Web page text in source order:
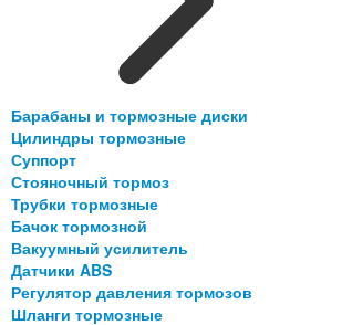
Барабаны и тормозные диски
Цилиндры тормозные
Суппорт
Стояночный тормоз
Трубки тормозные
Бачок тормозной
Вакуумный усилитель
Датчики ABS
Регулятор давления тормозов
Шланги тормозные